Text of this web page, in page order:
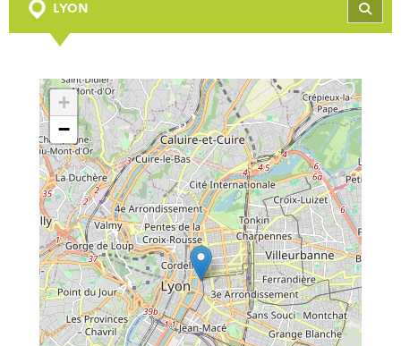
LYON
+
−